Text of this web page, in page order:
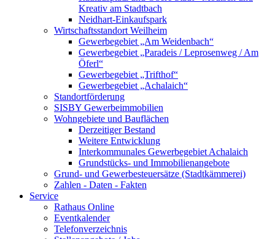
Kreativ am Stadtbach
Neidhart-Einkaufspark
Wirtschaftsstandort Weilheim
Gewerbegebiet „Am Weidenbach“
Gewerbegebiet „Paradeis / Leprosenweg / Am
Öferl“
Gewerbegebiet „Trifthof“
Gewerbegebiet „Achalaich“
Standortförderung
SISBY Gewerbeimmobilien
Wohngebiete und Bauflächen
Derzeitiger Bestand
Weitere Entwicklung
Interkommunales Gewerbegebiet Achalaich
Grundstücks- und Immobilienangebote
Grund- und Gewerbesteuersätze (Stadtkämmerei)
Zahlen - Daten - Fakten
Service
Rathaus Online
Eventkalender
Telefonverzeichnis